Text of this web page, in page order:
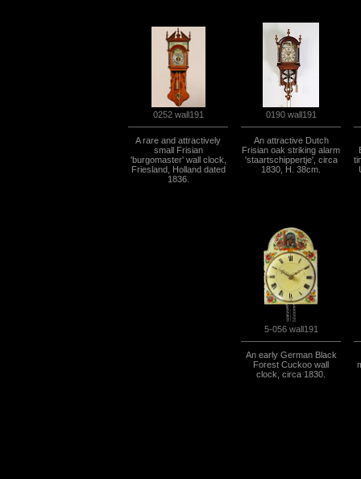
0252 wall191
A rare and attractively
small Frisian
'burgomaster' wall clock,
Friesland, Holland dated
1836.
0190 wall191
An attractive Dutch
Frisian oak striking alarm
'staartschippertje', circa
1830, H. 38cm.
5-056 wall191
An early German Black
Forest Cuckoo wall
clock, circa 1830.